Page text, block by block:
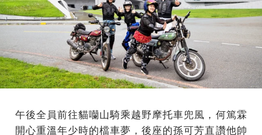
午後全員前往貓囒山騎乘越野摩托車兜風，何篤霖
開心重溫年少時的檔車夢，後座的孫可芳直讚他帥